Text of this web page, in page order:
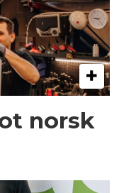
norsk